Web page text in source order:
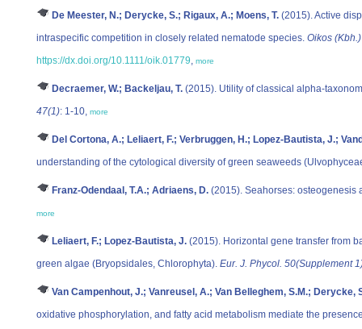
De Meester, N.; Derycke, S.; Rigaux, A.; Moens, T. (2015). Active
intraspecific competition in closely related nematode species. Oikos
https://dx.doi.org/10.1111/oik.01779, more
Decraemer, W.; Backeljau, T. (2015). Utility of classical alpha-
47(1): 1-10, more
Del Cortona, A.; Leliaert, F.; Verbruggen, H.; Lopez-Bautista, J.;
understanding of the cytological diversity of green seaweeds
Franz-Odendaal, T.A.; Adriaens, D. (2015). Seahorses: osteogenesis
more
Leliaert, F.; Lopez-Bautista, J. (2015). Horizontal gene transfer from
green algae (Bryopsidales, Chlorophyta). Eur. J. Phycol. 50(Supplement
Van Campenhout, J.; Vanreusel, A.; Van Belleghem, S.M.; Derycke,
oxidative phosphorylation, and fatty acid metabolism mediate the